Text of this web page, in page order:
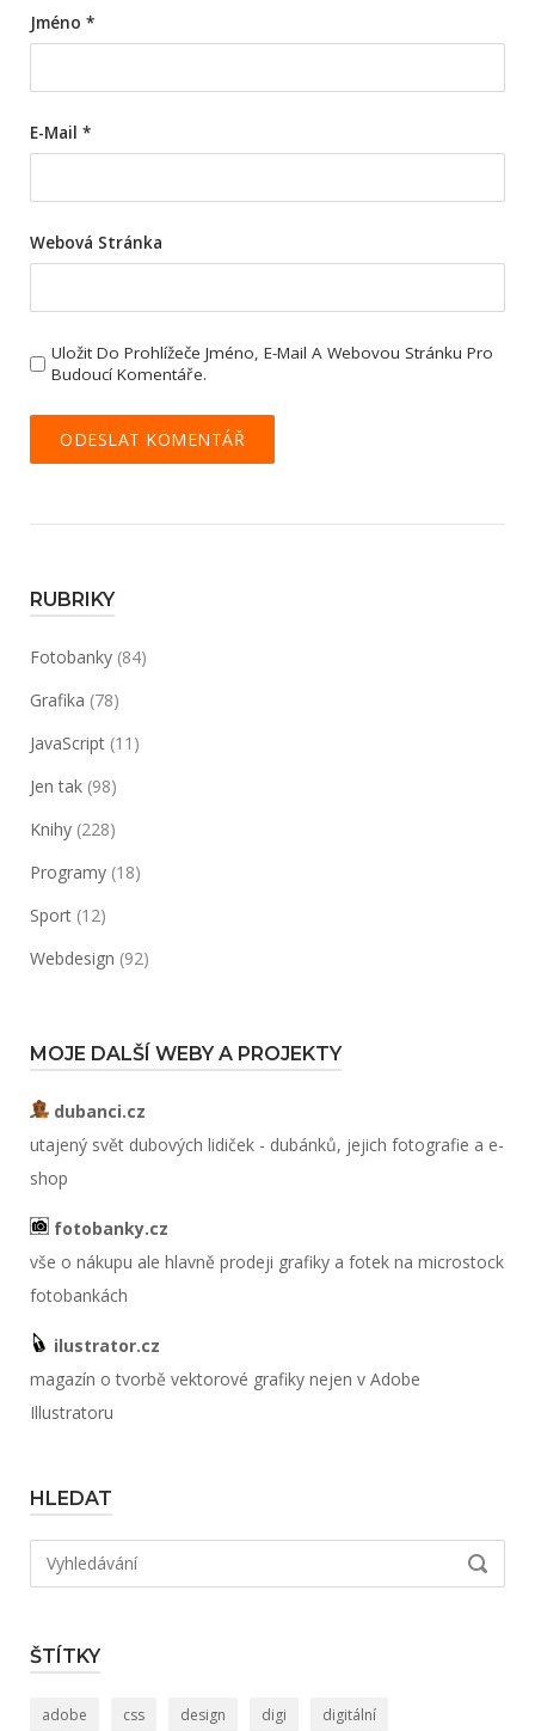
Jméno *
E-Mail *
Webová Stránka
Uložit Do Prohlížeče Jméno, E-Mail A Webovou Stránku Pro
Budoucí Komentáře.
RUBRIKY
Fotobanky (84)
Grafika (78)
JavaScript (11)
Jen tak (98)
Knihy (228)
Programy (18)
Sport (12)
Webdesign (92)
MOJE DALŠÍ WEBY A PROJEKTY
dubanci.cz
utajený svět dubových lidiček - dubánků, jejich fotografie a e-
shop
fotobanky.cz
vše o nákupu ale hlavně prodeji grafiky a fotek na microstock
fotobankách
ilustrator.cz
magazín o tvorbě vektorové grafiky nejen v Adobe
Illustratoru
HLEDAT
Hledat:
ŠTÍTKY
adobe css design digi digitální